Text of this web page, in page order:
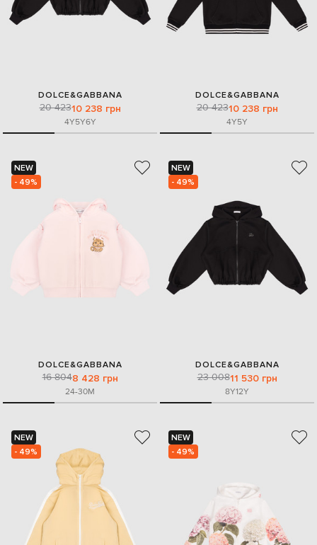
DOLCE&GABBANA
20 42310 238 грн
4Y5Y6Y
DOLCE&GABBANA
20 42310 238 грн
4Y5Y
NEW
- 49%
DOLCE&GABBANA
16 8048 428 грн
24-30M
NEW
- 49%
DOLCE&GABBANA
23 00811 530 грн
8Y12Y
NEW
- 49%
NEW
- 49%